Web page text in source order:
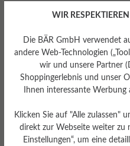
gerne getragen
Beliebte
Herren:
Anlass
Schuhe
WIR
Die BÄR GmbH verwendet
andere Web-Technologien
wir und unsere Partner
Shoppingerlebnis und unser
Ihnen interessante
Klicken Sie auf "Alle zulassen"
direkt zur Webseite weiter zu
Einstellungen“, um eine